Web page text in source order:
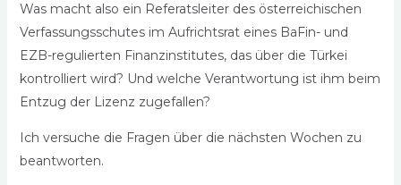
Was macht also ein Referatsleiter des österreichischen
Verfassungsschutes im Aufrichtsrat eines BaFin- und
EZB-regulierten Finanzinstitutes, das über die Türkei
kontrolliert wird? Und welche Verantwortung ist ihm beim
Entzug der Lizenz zugefallen?
Ich versuche die Fragen über die nächsten Wochen zu
beantworten.